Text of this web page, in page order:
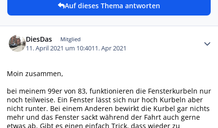
Auf dieses Thema antworten
DiesDas Mitglied
11. April 2021 um 10:4011. Apr 2021
Moin zusammen,
bei meinem 99er von 83, funktionieren die Fensterkurbeln nur
noch teilweise. Ein Fenster lässt sich nur hoch Kurbeln aber
nicht runter. Bei einem Anderen bewirkt die Kurbel gar nichts
mehr und das Fenster sackt während der Fahrt auch gerne
etwas ab. Gibt es einen einfach Trick, dass wieder zu